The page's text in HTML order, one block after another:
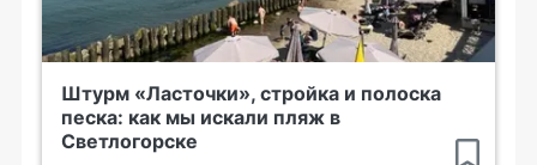
Штурм «Ласточки», стройка и полоска
песка: как мы искали пляж в
Светлогорске